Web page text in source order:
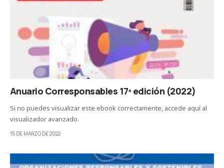
Anuario Corresponsables 17ª edición (2022)
Si no puedes visualizar este ebook correctamente, accede aquí al
visualizador avanzado.
15 DE MARZO DE 2022